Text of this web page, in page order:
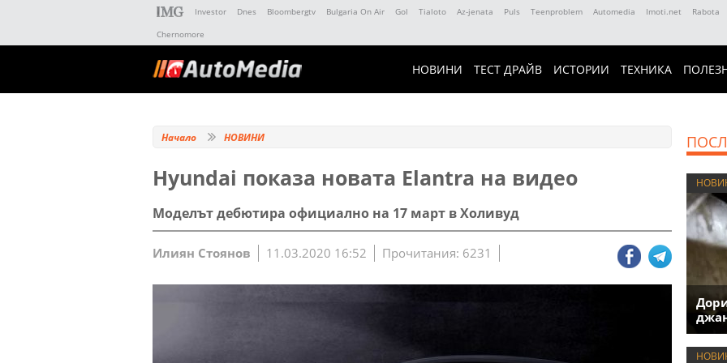
Investor Dnes Bloombergtv Bulgaria On Air Gol Tialoto Az-jenata Puls Teenproblem Automedia Imoti.net
Rabota
Chernomore
НОВИНИ ТЕСТ ДРАЙВ ИСТОРИИ ТЕХНИКА
Начало НОВИНИ
Hyundai показа новата Elantra на видео
Моделът дебютира официално на 17 март в Холивуд
Илиян Стоянов 11.03.2020 16:52 Прочитания: 6231